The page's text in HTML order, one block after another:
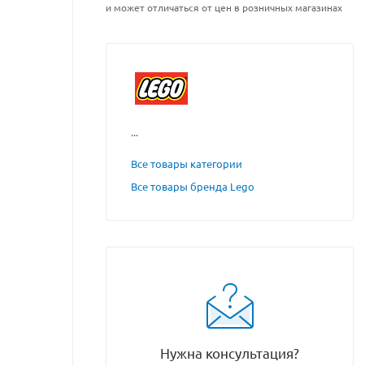
и может отличаться от цен в розничных магазинах
...
Все товары категории
Все товары бренда Lego
Нужна консультация?